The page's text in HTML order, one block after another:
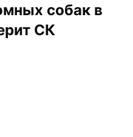
собак в
СК